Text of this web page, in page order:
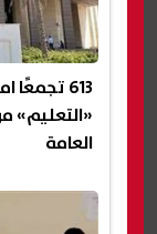
«التعليم»
العامة